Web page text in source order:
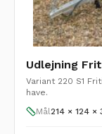
Udlejning
Variant 220 S1
have.
Mål214 × 124 ×